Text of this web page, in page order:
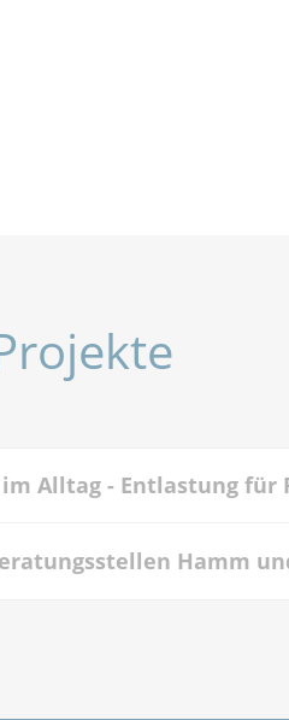
Alltag - Entlastung für
Hamm